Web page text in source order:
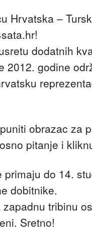
Hrvatska –
dodatnih
2012. godine
obrazac za
pitanje i
primaju do 14.
dobitnike.
tribinu
Sretno!